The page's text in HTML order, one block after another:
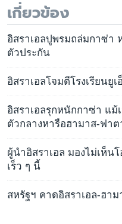
เกี่ยวข้อง
อิสราเอลปูพรมถล่มกาซ่า
ตัวประกัน
อิสราเอลโจมตีโรงเรียน
อิสราเอลรุกหนักกาซ่า แม้
ตัวกลางหารือฮามาส-ฟาต
ผู้นำอิสราเอล มองไม่เห็น
เร็ว ๆ นี้
สหรัฐฯ คาดอิสราเอล-ฮา